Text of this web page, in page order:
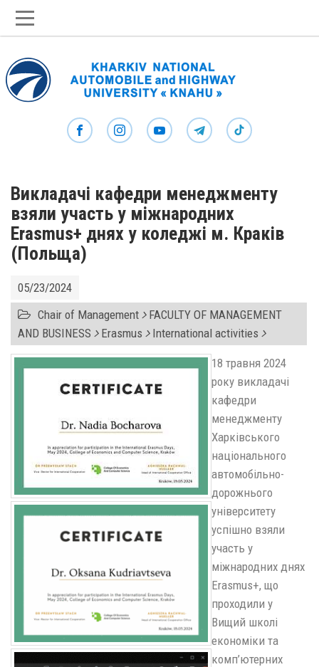
Викладачі кафедри менеджменту
взяли участь у міжнародних
Erasmus+ днях у коледжі м. Краків
(Польща)
05/23/2024
Chair of Management FACULTY OF MANAGEMENT
AND BUSINESS Erasmus International activities
18 травня 2024
року викладачі
кафедри
менеджменту
Харківського
національного
автомобільно-
дорожнього
університету
успішно взяли
участь у
міжнародних днях
Erasmus+, що
проходили у
Вищий школі
економіки та
комп’ютерних